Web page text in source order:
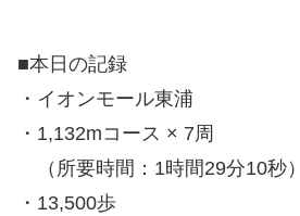
■本日の記録
・イオンモール東浦
・1,132mコース × 7周
（所要時間：1時間29分10秒）
・13,500歩